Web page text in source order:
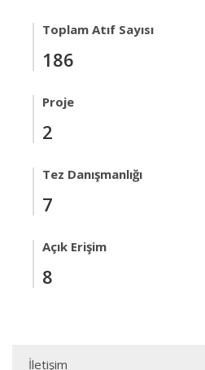
Toplam Atıf Sayısı
186
Proje
2
Tez Danışmanlığı
7
Açık Erişim
8
İletişim